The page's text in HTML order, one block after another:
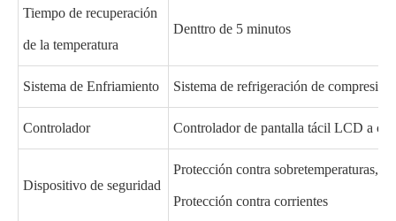
Tiempo de recuperación
de la temperatura
Denttro de 5 minutos
Sistema de Enfriamiento Sistema de refrigeración de compresión
Controlador Controlador de pantalla tácil LCD a
Dispositivo de seguridad
Protección contra sobretemperaturas,
Protección contra corrientes